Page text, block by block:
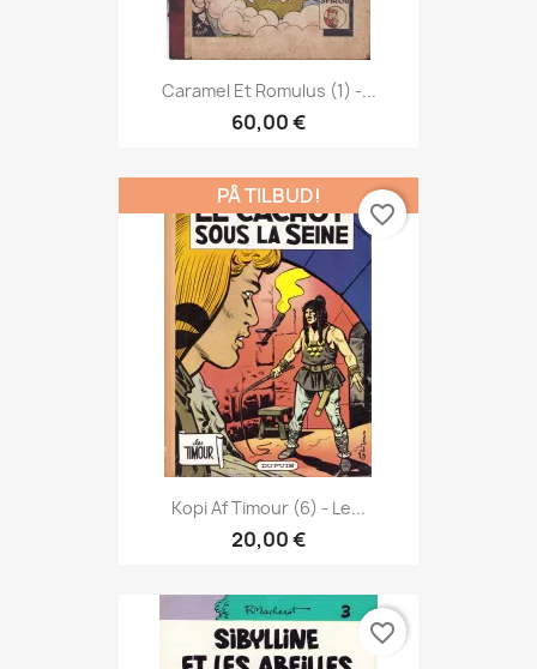
Caramel Et Romulus (1) -...
60,00 €
Kopi Af Timour (6) - Le...
20,00 €
PÅ TILBUD!
favorite_border
favorite_border